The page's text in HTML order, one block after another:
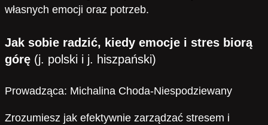
własnych emocji oraz potrzeb.
Jak sobie radzić, kiedy emocje i stres biorą
górę (j. polski i j. hiszpański)
Prowadząca: Michalina Choda-Niespodziewany
Zrozumiesz jak efektywnie zarządzać stresem i